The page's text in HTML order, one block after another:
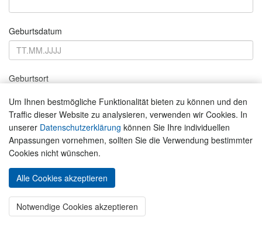
Um Ihnen bestmögliche Funktionalität bieten zu können und den
Traffic dieser Website zu analysieren, verwenden wir Cookies. In
unserer Datenschutzerklärung können Sie Ihre individuellen
Anpassungen vornehmen, sollten Sie die Verwendung bestimmter
Cookies nicht wünschen.
Alle Cookies akzeptieren
Notwendige Cookies akzeptieren
Geburtsdatum
Geburtsort
Handynummer
Straße
Hausnr.